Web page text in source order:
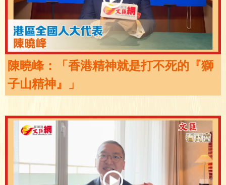
陳曉峰：「香港精神就是打不死的『獅
子山精神』」